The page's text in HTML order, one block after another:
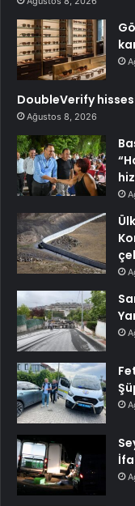
DoubleVerify
Ağustos 8, 2026